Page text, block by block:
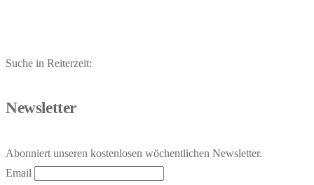
Suche in Reiterzeit:
Newsletter
Abonniert unseren kostenlosen wöchentlichen Newsletter.
Email